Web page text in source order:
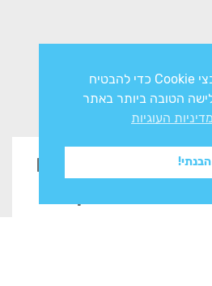
השאירו פרטים
אתר זה משתמש בקובצי Cookie כדי להבטיח
הטובה ביותר באתר
מדיניות העוגיות
הבנתי!